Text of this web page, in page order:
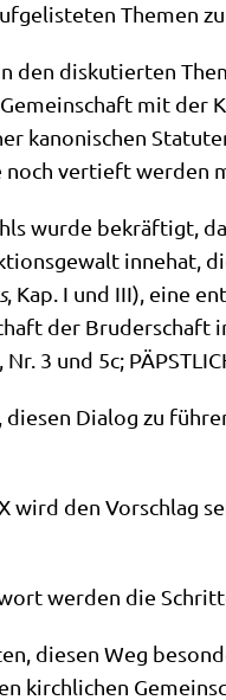
The­men
den dis­ku­tier­ten
mit der
kano­ni­schen
ver­tieft wer­den
wur­de bekräf­tigt,
inne­hat,
, Kap. I und III), eine
der Bru­der­schaft
3 und 5c;
Dia­log zu
wird den Vor­schlag
wer­den die
die­sen Weg
kirch­li­chen